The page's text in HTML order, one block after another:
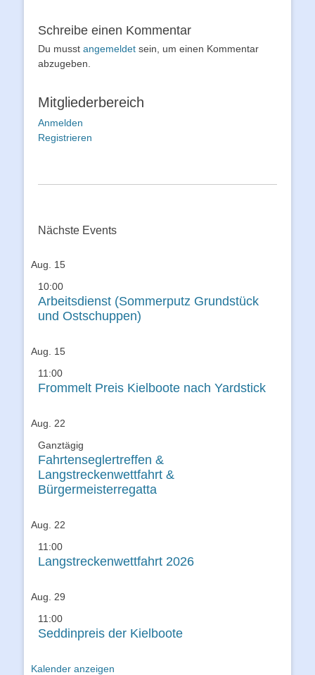
Schreibe einen Kommentar
Du musst angemeldet sein, um einen Kommentar
abzugeben.
Mitgliederbereich
Anmelden
Registrieren
Nächste Events
Aug. 15
10:00
Arbeitsdienst (Sommerputz Grundstück
und Ostschuppen)
Aug. 15
11:00
Frommelt Preis Kielboote nach Yardstick
Aug. 22
Ganztägig
Fahrtenseglertreffen &
Langstreckenwettfahrt &
Bürgermeisterregatta
Aug. 22
11:00
Langstreckenwettfahrt 2026
Aug. 29
11:00
Seddinpreis der Kielboote
Kalender anzeigen